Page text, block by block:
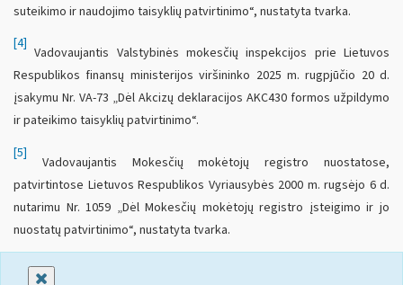
suteikimo ir naudojimo taisyklių patvirtinimo“, nustatyta tvarka.
[4]
Vadovaujantis Valstybinės mokesčių inspekcijos prie Lietuvos
Respublikos finansų ministerijos viršininko 2025 m. rugpjūčio 20 d.
įsakymu Nr. VA-73 „Dėl Akcizų deklaracijos AKC430 formos užpildymo
ir pateikimo taisyklių patvirtinimo“.
[5]
Vadovaujantis Mokesčių mokėtojų registro nuostatose,
patvirtintose Lietuvos Respublikos Vyriausybės 2000 m. rugsėjo 6 d.
nutarimu Nr. 1059 „Dėl Mokesčių mokėtojų registro įsteigimo ir jo
nuostatų patvirtinimo“, nustatyta tvarka.